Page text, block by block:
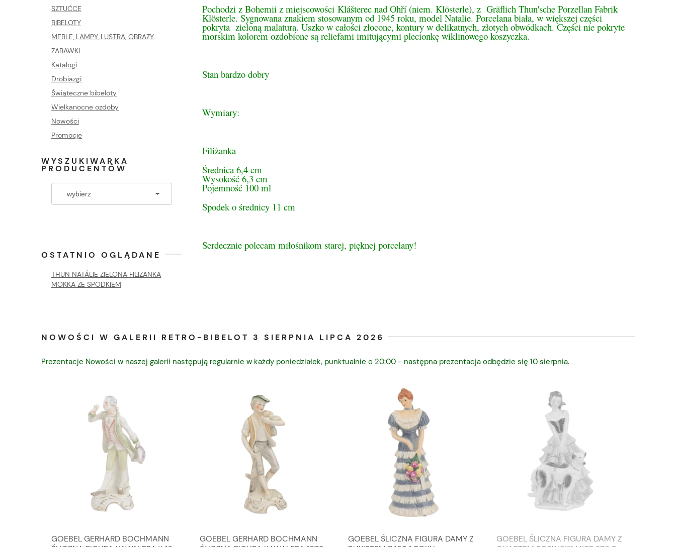
SZTUĆCE
BIBELOTY
MEBLE, LAMPY, LUSTRA, OBRAZY
ZABAWKI
Katalogi
Drobiazgi
Świąteczne bibeloty
Wielkanocne ozdoby
Nowości
Promocje
WYSZUKIWARKA
PRODUCENTÓW
OSTATNIO OGLĄDANE
THUN NATÁLIE ZIELONA FILIŻANKA
MOKKA ZE SPODKIEM
Pochodzi z Bohemii z miejscowości Klášterec nad Ohří (niem. Klösterle), z Gräflich Thun'sche Porzellan Fabrik
Klösterle. Sygnowana znakiem stosowanym od 1945 roku, model Natalie. Porcelana biała, w większej części
pokryta zieloną malaturą. Uszko w całości złocone, kontury w delikatnych, złotych obwódkach. Części nie pokryte
morskim kolorem ozdobione są reliefami imitującymi plecionkę wiklinowego koszyczka.
Stan bardzo dobry
Wymiary:
Filiżanka
Średnica 6,4 cm
Wysokość 6,3 cm
Pojemność 100 ml
Spodek o średnicy 11 cm
Serdecznie polecam miłośnikom starej, pięknej porcelany!
NOWOŚCI W GALERII RETRO-BIBELOT 3 SIERPNIA LIPCA 2026
Prezentacje Nowości w naszej galerii następują regularnie w każdy poniedziałek, punktualnie o 20:00 - następna prezentacja odbędzie się 10 sierpnia.
GOEBEL GERHARD BOCHMANN
GOEBEL GERHARD BOCHMANN
GOEBEL ŚLICZNA FIGURA DAMY Z
GOEBEL ŚLICZNA FIGURA DAMY Z